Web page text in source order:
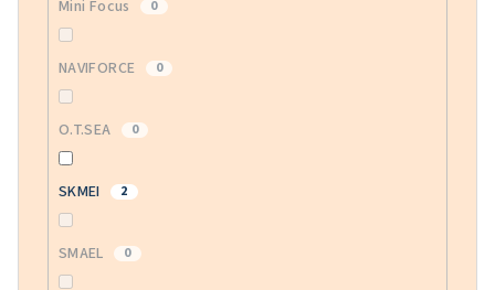
Mini Focus 0
NAVIFORCE 0
O.T.SEA 0
SKMEI 2
SMAEL 0